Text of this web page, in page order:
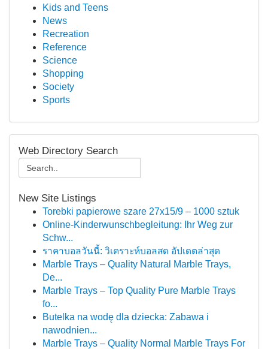
Kids and Teens
News
Recreation
Reference
Science
Shopping
Society
Sports
Web Directory Search
New Site Listings
Torebki papierowe szare 27x15/9 – 1000 sztuk
Online-Kinderwunschbegleitung: Ihr Weg zur
Schw...
ราคาบอลวันนี้: วิเคราะห์บอลสด อัปเดตล่าสุด
Marble Trays – Quality Natural Marble Trays,
De...
Marble Trays – Top Quality Pure Marble Trays
fo...
Butelka na wodę dla dziecka: Zabawa i
nawodnien...
Marble Trays – Quality Normal Marble Trays For